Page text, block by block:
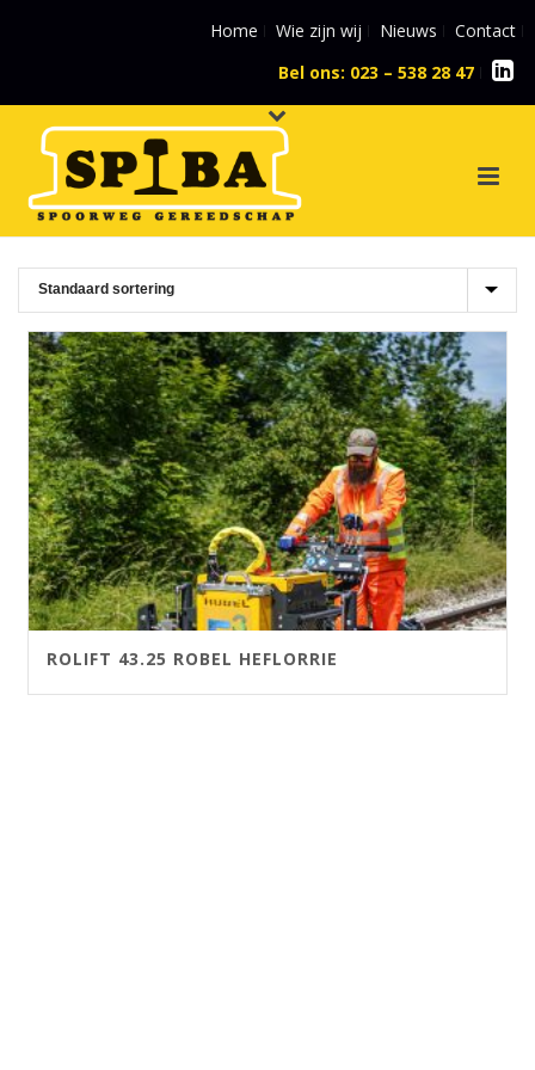
Home Wie zijn wij Nieuws
Contact
Bel ons: 023 – 538 28 47
ROLIFT 43.25 ROBEL HEFLORRIE